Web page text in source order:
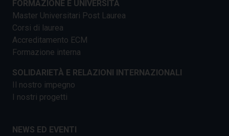
FORMAZIONE E UNIVERSITÀ
Master Universitari Post Laurea
Corsi di laurea
Accreditamento ECM
Formazione interna
SOLIDARIETÀ E RELAZIONI INTERNAZIONALI
Il nostro impegno
I nostri progetti
NEWS ED EVENTI